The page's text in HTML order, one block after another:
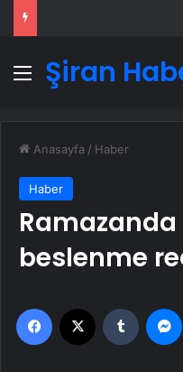
Menü
Şiran
Anasayfa / Haber
Haber
Ramazanda
beslenme
Facebook Tumblr